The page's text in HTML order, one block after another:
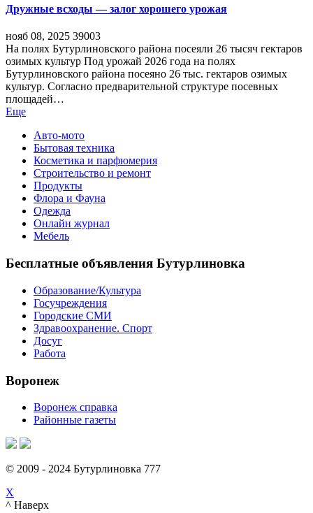
Дружные всходы — залог хорошего урожая
нояб 08, 2025 39003
На полях Бутурлиновского района посеяли 26 тысяч гектаров
озимых культур Под урожай 2026 года на полях
Бутурлиновского района посеяно 26 тыс. гектаров озимых
культур. Согласно предварительной структуре посевных
площадей…
Еще
Авто-мото
Бытовая техника
Косметика и парфюмерия
Строительство и ремонт
Продукты
Флора и Фауна
Одежда
Онлайн журнал
Мебель
Бесплатные объявления Бутурлиновка
Образование/Культура
Госучреждения
Городские СМИ
Здравоохранение. Спорт
Досуг
Работа
Воронеж
Воронеж справка
Районные газеты
© 2009 - 2024 Бутурлиновка 777
X
^ Наверх